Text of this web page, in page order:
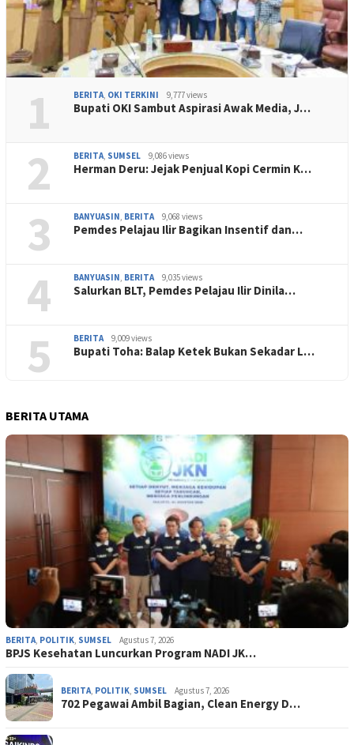
1 BERITA OKI TERKINI 9,777 views
Bupati OKI Sambut Aspirasi Awak Media, J…
2 BERITA SUMSEL 9,086 views
Herman Deru: Jejak Penjual Kopi Cermin K…
3 BANYUASIN BERITA 9,068 views
Pemdes Pelajau Ilir Bagikan Insentif dan…
4 BANYUASIN BERITA 9,035 views
Salurkan BLT, Pemdes Pelajau Ilir Dinila…
5 BERITA 9,009 views
Bupati Toha: Balap Ketek Bukan Sekadar L…
BERITA UTAMA
BERITA, POLITIK, SUMSEL Agustus 7, 2026
BPJS Kesehatan Luncurkan Program NADI JK…
BERITA, POLITIK, SUMSEL Agustus 7, 2026
702 Pegawai Ambil Bagian, Clean Energy D…